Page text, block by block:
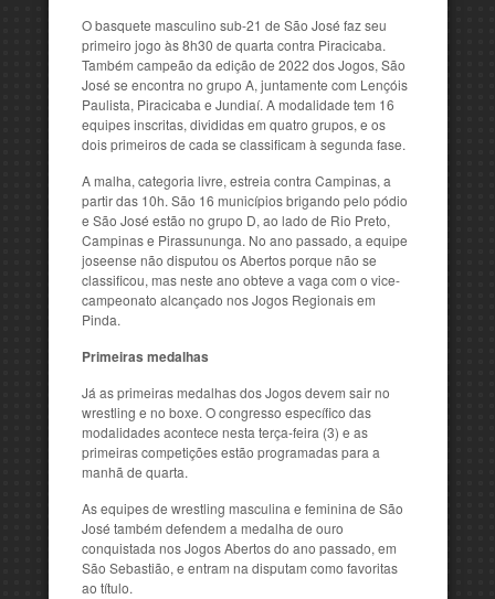
O basquete masculino sub-21 de São José faz seu
primeiro jogo às 8h30 de quarta contra Piracicaba.
Também campeão da edição de 2022 dos Jogos, São
José se encontra no grupo A, juntamente com Lençóis
Paulista, Piracicaba e Jundiaí. A modalidade tem 16
equipes inscritas, divididas em quatro grupos, e os
dois primeiros de cada se classificam à segunda fase.
A malha, categoria livre, estreia contra Campinas, a
partir das 10h. São 16 municípios brigando pelo pódio
e São José estão no grupo D, ao lado de Rio Preto,
Campinas e Pirassununga. No ano passado, a equipe
joseense não disputou os Abertos porque não se
classificou, mas neste ano obteve a vaga com o vice-
campeonato alcançado nos Jogos Regionais em
Pinda.
Primeiras medalhas
Já as primeiras medalhas dos Jogos devem sair no
wrestling e no boxe. O congresso específico das
modalidades acontece nesta terça-feira (3) e as
primeiras competições estão programadas para a
manhã de quarta.
As equipes de wrestling masculina e feminina de São
José também defendem a medalha de ouro
conquistada nos Jogos Abertos do ano passado, em
São Sebastião, e entram na disputam como favoritas
ao título.